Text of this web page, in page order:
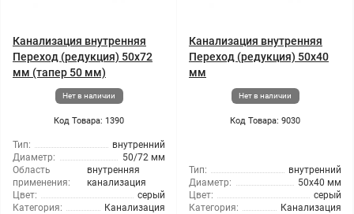
Канализация внутренняя
Переход (редукция) 50x72
мм (тапер 50 мм)
Нет в наличии
Код Товара: 1390
Тип:
внутренний
Диаметр:
50/72 мм
Область
применения:
внутренняя
канализация
Цвет:
серый
Категория:
Канализация
Канализация внутренняя
Переход (редукция) 50x40
мм
Нет в наличии
Код Товара: 9030
Тип:
внутренний
Диаметр:
50x40 мм
Цвет:
серый
Категория:
Канализация